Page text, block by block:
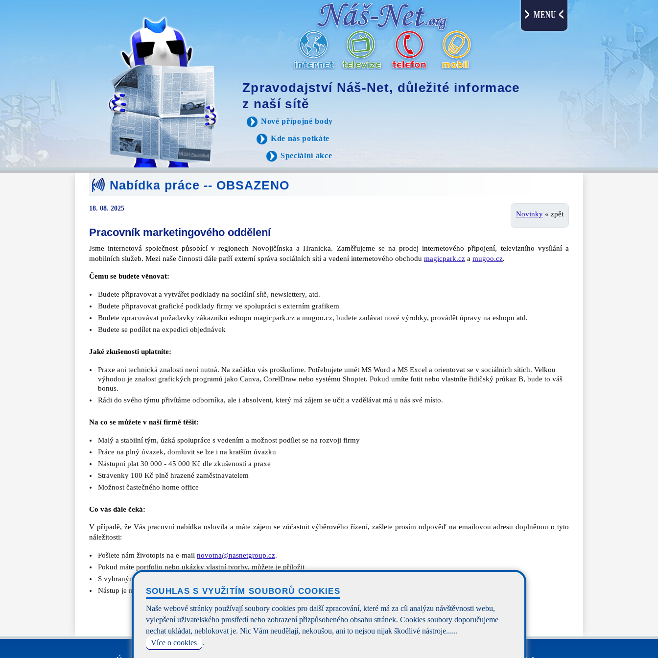
SOUHLAS S VYUŽITÍM SOUBORŮ COOKIES
Naše webové stránky používají soubory cookies pro další zpracování, které má za cíl analýzu návštěvnosti webu,
vylepšení uživatelského prostředí nebo zobrazení přizpůsobeného obsahu stránek. Cookies soubory doporučujeme
nechat ukládat, neblokovat je. Nic Vám neudělají, nekoušou, ani to nejsou nijak škodlivé nástroje......
Více o cookies
.
MENU
Zpravodajství Náš-Net, důležité informace
z naší sítě
Nové přípojné body
Kde nás potkáte
Speciální akce
Novinky « zpět
Nabídka práce -- OBSAZENO
18. 08. 2025
Pracovník marketingového oddělení
Jsme internetová společnost působící v regionech Novojičínska a Hranicka. Zaměřujeme se na prodej internetového připojení, televizního vysílání a
mobilních služeb. Mezi naše činnosti dále patří externí správa sociálních sítí a vedení internetového obchodu magicpark.cz a mugoo.cz.
Čemu se budete věnovat:
Budete připravovat a vytvářet podklady na sociální sítě, newslettery, atd.
Budete připravovat grafické podklady firmy ve spolupráci s externím grafikem
Budete zpracovávat požadavky zákazníků eshopu magicpark.cz a mugoo.cz, budete zadávat nové výrobky, provádět úpravy na eshopu atd.
Budete se podílet na expedici objednávek
Jaké zkušenosti uplatníte:
Praxe ani technická znalosti není nutná. Na začátku vás proškolíme. Potřebujete umět MS Word a MS Excel a orientovat se v sociálních sítích. Velkou
výhodou je znalost grafických programů jako Canva, CorelDraw nebo systému Shoptet. Pokud umíte fotit nebo vlastníte řidičský průkaz B, bude to váš
bonus.
Rádi do svého týmu přivítáme odborníka, ale i absolvent, který má zájem se učit a vzdělávat má u nás své místo.
Na co se můžete v naší firmě těšit:
Malý a stabilní tým, úzká spolupráce s vedením a možnost podílet se na rozvoji firmy
Práce na plný úvazek, domluvit se lze i na kratším úvazku
Nástupní plat 30 000 - 45 000 Kč dle zkušeností a praxe
Stravenky 100 Kč plně hrazené zaměstnavatelem
Možnost častečného home office
Co vás dále čeká:
V případě, že Vás pracovní nabídka oslovila a máte zájem se zúčastnit výběrového řízení, zašlete prosím odpověď na emailovou adresu doplněnou o tyto
náležitosti:
Pošlete nám životopis na e-mail novotna@nasnetgroup.cz.
Pokud máte portfolio nebo ukázky vlastní tvorby, můžete je přiložit
S vybranými uchazeči se potkáme na osobním pohovoru.
Nástup je možný dle dohody.